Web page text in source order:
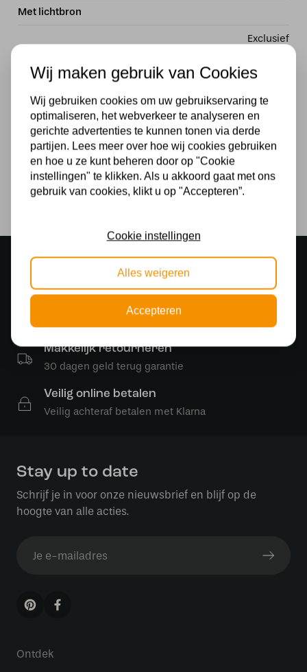
Met lichtbron
Exclusief
Kleur
Fitting
E27
Dimtechniek
Sfeervolle showroom
500 m2 lampenwinkel in Rijssen
Gratis verzending
Gratis verzending in NL vanaf € 50,-
Makkelijk retourneren
30 dagen geld terug garantie
Veilig online betalen
Veilig achteraf betalen met Klarna
Stay up to date
Schrijf je in voor onze nieuwsbrief en blijf op de
hoogte van alle acties.
Ontdek
Wij maken gebruik van Cookies
Wij gebruiken cookies om uw gebruikservaring te
optimaliseren, het webverkeer te analyseren en
gerichte advertenties te kunnen tonen via derde
partijen. Lees meer over hoe wij cookies gebruiken
en hoe u ze kunt beheren door op "Cookie
instellingen" te klikken. Als u akkoord gaat met ons
gebruik van cookies, klikt u op "Accepteren”.
Cookie instellingen
Alles weigeren
Accepteren